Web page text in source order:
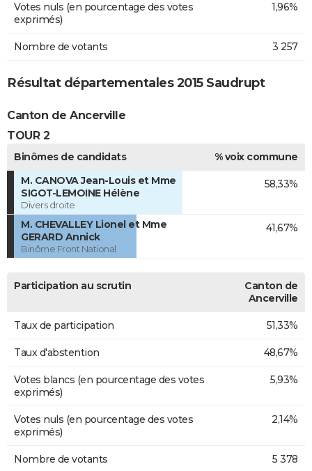
Votes nuls (en pourcentage des votes
exprimés)
1,96%
Nombre de votants 3 257
Résultat départementales 2015 Saudrupt
Canton de Ancerville
TOUR 2
Binômes de candidats
% voix commune
M. CANOVA Jean-Louis et Mme
SIGOT-LEMOINE Hélène
Divers droite
58,33%
M. CHEVALLEY Lionel et Mme
GERARD Annick
Binôme Front National
41,67%
Participation au scrutin
Canton de
Ancerville
Taux de participation 51,33%
Taux d'abstention 48,67%
Votes blancs (en pourcentage des votes
exprimés)
5,93%
Votes nuls (en pourcentage des votes
exprimés)
2,14%
Nombre de votants 5 378